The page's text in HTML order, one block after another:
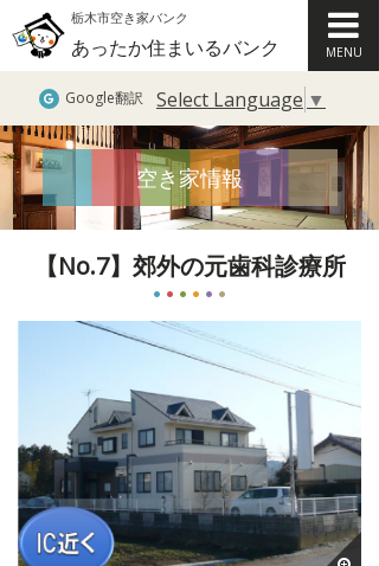
栃木市空き家バンク
あったか住まいるバンク MENU
Google翻訳 Select Language ▼
空き家情報
【No.7】郊外の元歯科診療所